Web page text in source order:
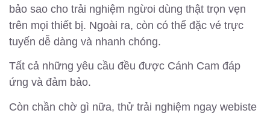
bảo sao cho trải nghiệm ngừoi dùng thật trọn vẹn
trên mọi thiết bị. Ngoài ra, còn có thể đặc vé trực
tuyến dễ dàng và nhanh chóng.
Tất cả những yêu cầu đều được Cánh Cam đáp
ứng và đảm bảo.
Còn chần chờ gì nữa, thử trải nghiệm ngay webiste